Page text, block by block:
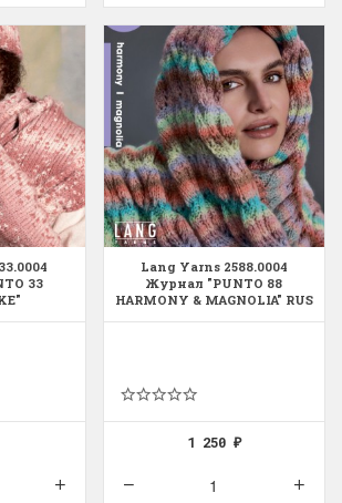
33
Lang Yarns 2588.0004
Журнал "PUNTO 88
HARMONY & MAGNOLIA" RUS
1 250₽